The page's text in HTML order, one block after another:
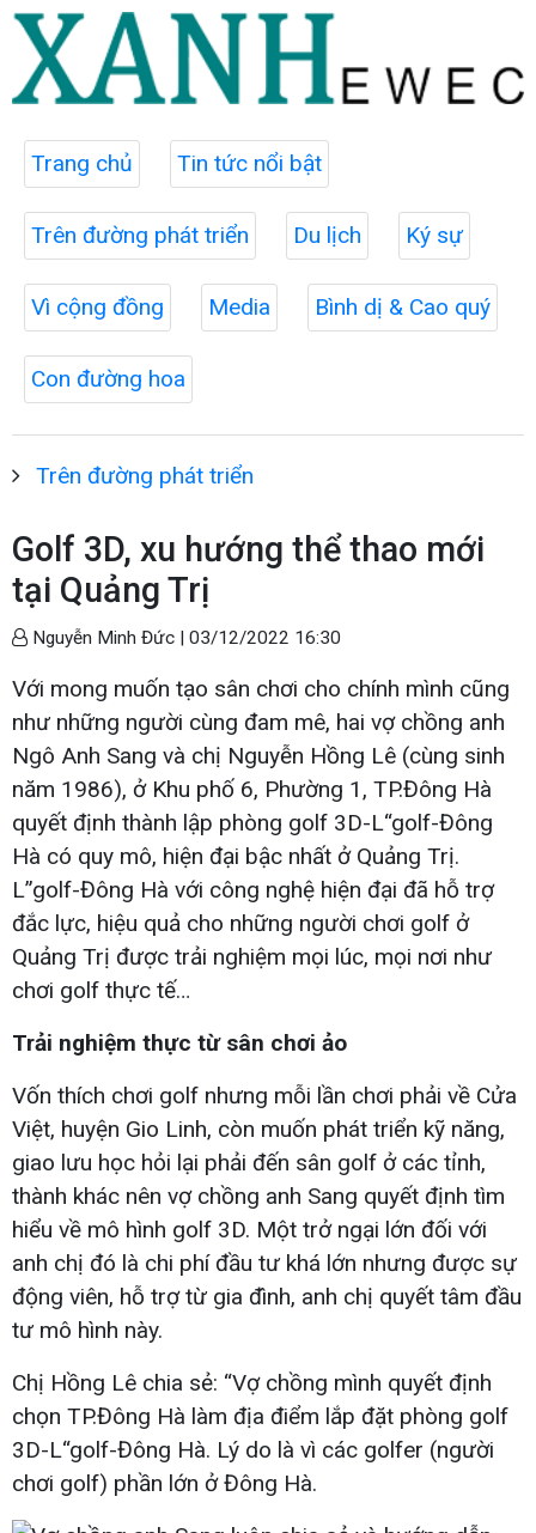
Trang chủ Tin tức nổi bật
Trên đường phát triển Du lịch Ký sự
Vì cộng đồng Media Bình dị & Cao quý
Con đường hoa
Trên đường phát triển
Golf 3D, xu hướng thể thao mới
tại Quảng Trị
Nguyễn Minh Đức | 03/12/2022 16:30
Với mong muốn tạo sân chơi cho chính mình cũng
như những người cùng đam mê, hai vợ chồng anh
Ngô Anh Sang và chị Nguyễn Hồng Lê (cùng sinh
năm 1986), ở Khu phố 6, Phường 1, TP.Đông Hà
quyết định thành lập phòng golf 3D-L“golf-Đông
Hà có quy mô, hiện đại bậc nhất ở Quảng Trị.
L”golf-Đông Hà với công nghệ hiện đại đã hỗ trợ
đắc lực, hiệu quả cho những người chơi golf ở
Quảng Trị được trải nghiệm mọi lúc, mọi nơi như
chơi golf thực tế…
Trải nghiệm thực từ sân chơi ảo
Vốn thích chơi golf nhưng mỗi lần chơi phải về Cửa
Việt, huyện Gio Linh, còn muốn phát triển kỹ năng,
giao lưu học hỏi lại phải đến sân golf ở các tỉnh,
thành khác nên vợ chồng anh Sang quyết định tìm
hiểu về mô hình golf 3D. Một trở ngại lớn đối với
anh chị đó là chi phí đầu tư khá lớn nhưng được sự
động viên, hỗ trợ từ gia đình, anh chị quyết tâm đầu
tư mô hình này.
Chị Hồng Lê chia sẻ: “Vợ chồng mình quyết định
chọn TP.Đông Hà làm địa điểm lắp đặt phòng golf
3D-L“golf-Đông Hà. Lý do là vì các golfer (người
chơi golf) phần lớn ở Đông Hà.